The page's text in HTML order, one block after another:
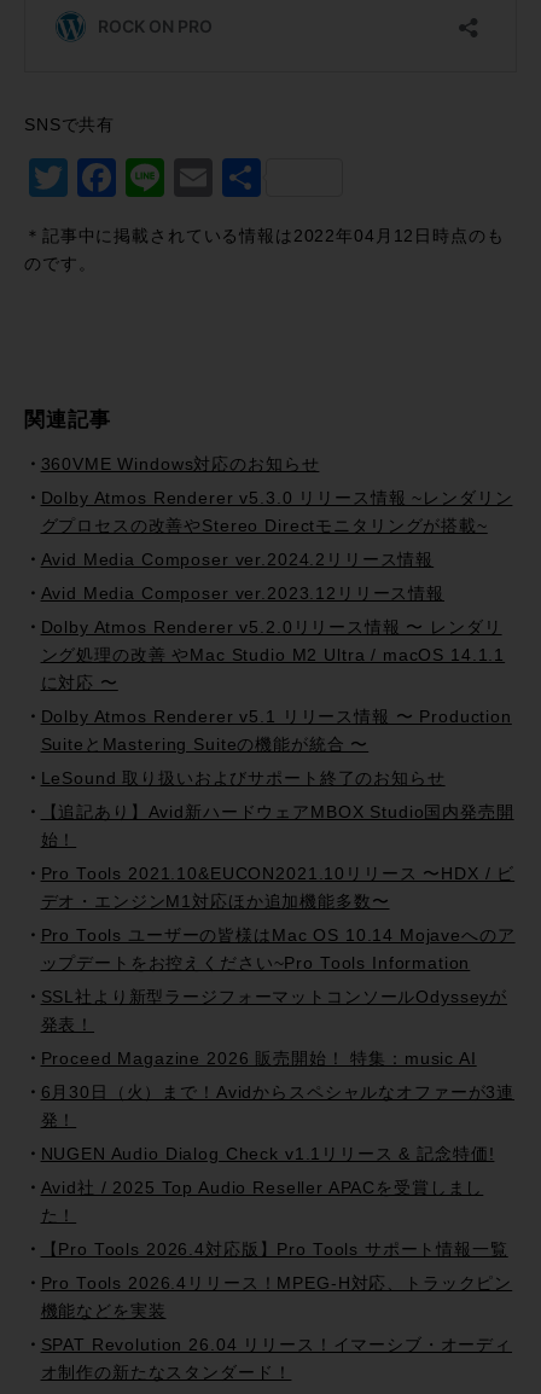
SNSで共有
Twitter
Facebook
LineEmail
＊記事中に掲載されている情報は2022年04月12日時点のも
のです。
関連記事
360VME Windows対応のお知らせ
Dolby Atmos Renderer v5.3.0 リリース情報 ~レンダリン
グプロセスの改善やStereo Directモニタリングが搭載~
Avid Media Composer ver.2024.2リリース情報
Avid Media Composer ver.2023.12リリース情報
Dolby Atmos Renderer v5.2.0リリース情報 〜 レンダリ
ング処理の改善 やMac Studio M2 Ultra / macOS 14.1.1
に対応 〜
Dolby Atmos Renderer v5.1 リリース情報 〜 Production
SuiteとMastering Suiteの機能が統合 〜
LeSound 取り扱いおよびサポート終了のお知らせ
【追記あり】Avid新ハードウェアMBOX Studio国内発売開
始！
Pro Tools 2021.10&EUCON2021.10リリース 〜HDX / ビ
デオ・エンジンM1対応ほか追加機能多数〜
Pro Tools ユーザーの皆様はMac OS 10.14 Mojaveへのア
ップデートをお控えください~Pro Tools Information
SSL社より新型ラージフォーマットコンソールOdysseyが
発表！
Proceed Magazine 2026 販売開始！ 特集：music AI
6月30日（火）まで！Avidからスペシャルなオファーが3連
発！
NUGEN Audio Dialog Check v1.1リリース & 記念特価!
Avid社 / 2025 Top Audio Reseller APACを受賞しまし
た！
【Pro Tools 2026.4対応版】Pro Tools サポート情報一覧
Pro Tools 2026.4リリース！MPEG-H対応、トラックピン
機能などを実装
SPAT Revolution 26.04 リリース！イマーシブ・オーディ
オ制作の新たなスタンダード！